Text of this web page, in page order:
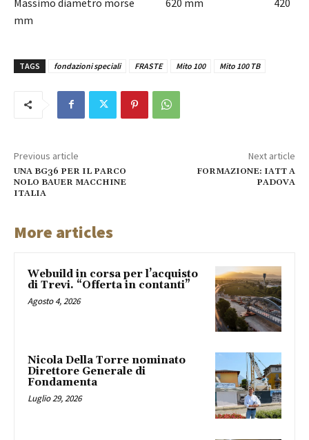
mm
TAGS fondazioni speciali FRASTE Mito 100 Mito 100 TB
Previous article
UNA BG36 PER IL PARCO
NOLO BAUER MACCHINE
ITALIA
Next article
FORMAZIONE: IATT A
PADOVA
More articles
Webuild in corsa per l’acquisto
di Trevi. “Offerta in contanti”
Agosto 4, 2026
Nicola Della Torre nominato
Direttore Generale di
Fondamenta
Luglio 29, 2026